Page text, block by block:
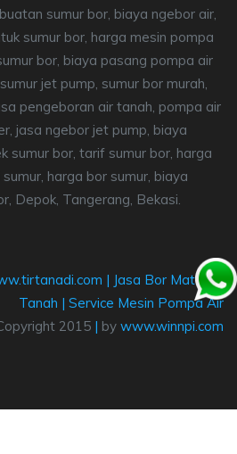
sumur bor, biaya ngebor air,
sumur bor, harga mesin pompa
bor, biaya pasang pompa air
jet pump, sumur bor murah,
pengeboran air tanah, pompa air
jasa ngebor jet pump, biaya
sumur bor, tarif sumur bor, harga
harga bor sumur, biaya
Depok, Tangerang, Bekasi.
| Jasa Bor Mata Air
Tanah | Service Mesin Pompa Air
2015 | by www.winnpi.com